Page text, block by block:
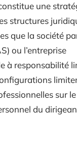
une
structures
que la société
ou l’entreprise
à responsabilité
sur le
du